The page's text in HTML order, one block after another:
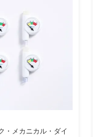
・メカニカル・ダイ